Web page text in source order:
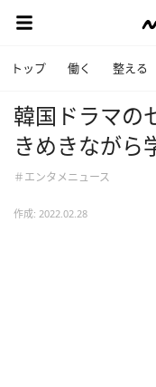
トップ 働く 整える
韓国ドラマの
きめきながら
＃エンタメニュース
作成: 2022.02.28